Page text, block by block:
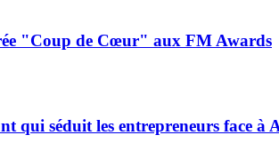
"Coup de Cœur" aux FM Awards
qui séduit les entrepreneurs face à